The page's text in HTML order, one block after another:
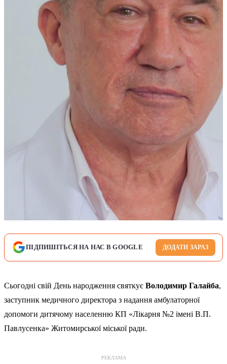
ПІДПИШІТЬСЯ НА НАС В GOOGLE ДОДАТИ ЗАРАЗ
Сьогодні свій День народження святкує Володимир Галайба,
заступник медичного директора з надання амбулаторної
допомоги дитячому населенню КП «Лікарня №2 імені В.П.
Павлусенка» Житомирської міської ради.
РЕКЛАМА